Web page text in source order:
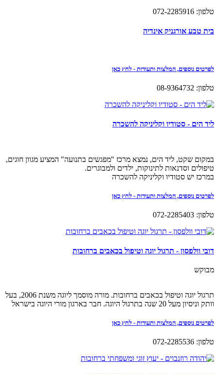
טלפון: 072-2285916
בית טבע אורגניק אינדיה
לפרטים נוספים, המלצות ותעודות - לחץ כאן
טלפון: 08-9364732
ליד הים - סטודיו וקליניקה להשכרה
במקום שקט, ליד הים, נמצא מרכז "מפגשים בתנועה" המציע מגוון חוגים,
טיפולים וסדנאות לתינוקות, ילדים ולמבוגרים.
במרכז יש סטודיו וקליניקה להשכרה
לפרטים נוספים, המלצות ותעודות - לחץ כאן
טלפון: 072-2285403
דובי וולפסון - תרגול יוגה וטיפול בכאבים ברחובות
מבוקש
תרגול יוגה וטיפול בכאבים ברחובות. מורה מוסמך ליוגה משנת 2006, בעל
וותק וניסיון מעל 20 שנה בתרגול היוגה. חבר בארגון מורי היוגה בישראל
לפרטים נוספים, המלצות ותעודות - לחץ כאן
טלפון: 072-2285536